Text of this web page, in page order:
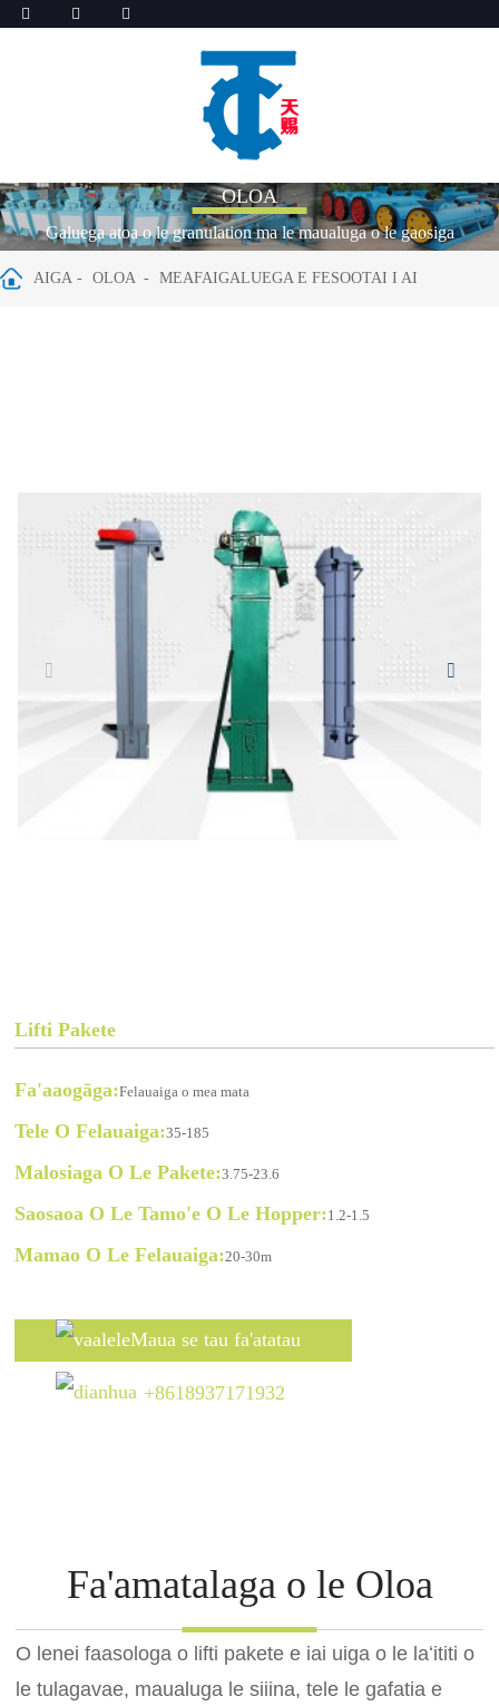
OLOA
Galuega atoa o le granulation ma le maualuga o le gaosiga
AIGA OLOA MEAFAIGALUEGA E FESOOTAI I AI
Lifti Pakete
Fa'aaogāga:Felauaiga o mea mata
Tele O Felauaiga:35-185
Malosiaga O Le Pakete:3.75-23.6
Saosaoa O Le Tamo'e O Le Hopper:1.2-1.5
Mamao O Le Felauaiga:20-30m
Maua se tau fa'atatau
+8618937171932
Fa'amatalaga o le Oloa
O lenei faasologa o lifti pakete e iai uiga o le laʻititi o
le tulagavae, maualuga le siiina, tele le gafatia e